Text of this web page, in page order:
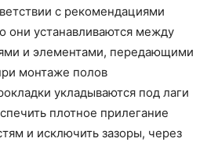
с рекомендациями
они устанавливаются между
и элементами, передающими
монтаже полов
укладываются под лаги
плотное прилегание
и исключить зазоры, через